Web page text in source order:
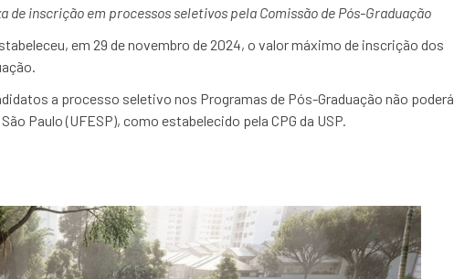
de inscrição em processos seletivos pela Comissão de Pós-Graduação
em 29 de novembro de 2024, o valor máximo de inscrição dos
a processo seletivo nos Programas de Pós-Graduação não poderá
Paulo (UFESP), como estabelecido pela CPG da USP.